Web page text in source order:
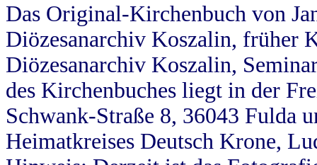
Das Original-Kirchenbuch von
Diözesanarchiv Koszalin, früher
Diözesanarchiv Koszalin,
des Kirchenbuches liegt in der
Schwank-Straße 8, 36043 Fulda
Heimatkreises Deutsch Krone,